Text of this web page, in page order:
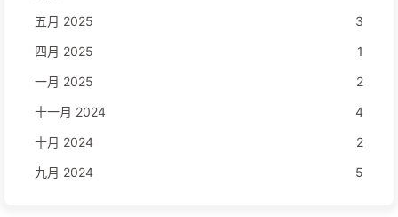
五月 2025
3
四月 2025
1
一月 2025
2
十一月 2024
4
十月 2024
2
九月 2024
5